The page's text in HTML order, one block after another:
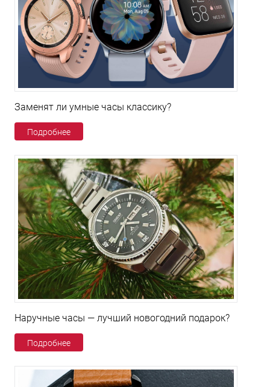
Заменят ли умные часы классику?
Подробнее
Наручные часы — лучший новогодний подарок?
Подробнее